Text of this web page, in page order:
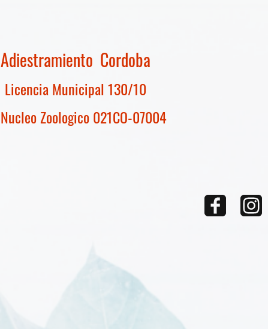
Adiestramiento Cordoba
Licencia Municipal 130/10
Nucleo Zoologico 021CO-07004